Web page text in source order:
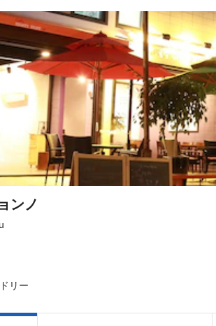
select
a
Press
the
question
key
keyboard
shortcuts
for
changing
dates.
ンノ
リー